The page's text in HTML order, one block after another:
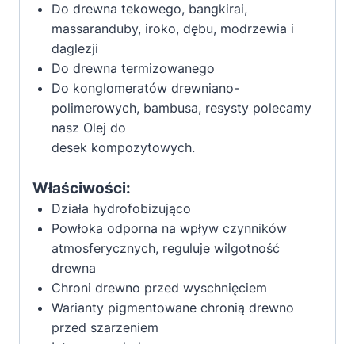
Do drewna tekowego, bangkirai,
massaranduby, iroko, dębu, modrzewia i
daglezji
Do drewna termizowanego
Do konglomeratów drewniano-
polimerowych, bambusa, resysty polecamy
nasz Olej do
desek kompozytowych.
Właściwości:
Działa hydrofobizująco
Powłoka odporna na wpływ czynników
atmosferycznych, reguluje wilgotność
drewna
Chroni drewno przed wyschnięciem
Warianty pigmentowane chronią drewno
przed szarzeniem